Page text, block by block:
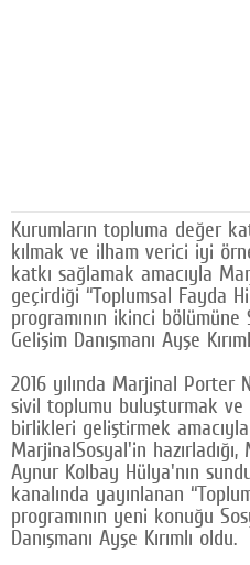
Künye
SOSYAL MEDYA
Facebook
Twitter
Google Plus
© 2026 TÜM HAKLARI SAKLIDIR
Kurumların topluma değer
kılmak ve ilham verici iyi
katkı sağlamak amacıyla
geçirdiği “Toplumsal Fayda
programının ikinci
Gelişim Danışmanı Ayşe
2016 yılında Marjinal Porter
sivil toplumu buluşturmak
birlikleri geliştirmek
MarjinalSosyal'in
Aynur Kolbay Hülya'nın
kanalında yayınlanan
programının yeni konuğu
Danışmanı Ayşe Kırımlı oldu.